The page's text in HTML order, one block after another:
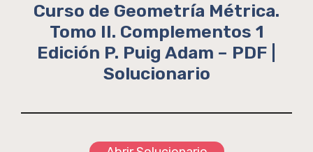
Curso de Geometría Métrica.
Tomo II. Complementos 1
Edición P. Puig Adam – PDF |
Solucionario